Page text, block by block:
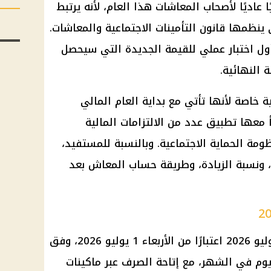
لأصحاب المعاشات هذا العام، لأنه يرتبط
ينظمها قانون التأمينات الاجتماعية والمعاشات.
اختبار عملي للقيمة الجديدة التي سيحصل
النهائية.
خاصة لأنها تأتي مع بداية العام المالي
يبدأ معها تطبيق عدد من الالتزامات المالية
الحماية الاجتماعية. وبالنسبة للمستفيد،
الزيادة، وطريقة حساب المعاش بعد
اعتبارًا من الأربعاء 1 يوليو 2026، وفق
في الشهر، مع إتاحة الصرف عبرماكينات